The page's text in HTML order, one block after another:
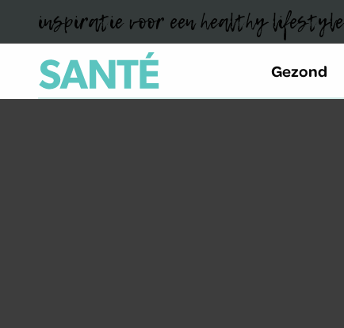
inspiratie voor een healthy lifestyle
Gezond